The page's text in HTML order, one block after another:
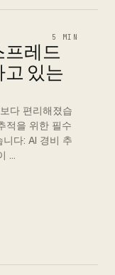
5 MIN
프레드
있는
다 편리해졌습
적을 위한 필수
다: AI 경비 추
…